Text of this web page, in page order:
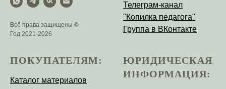
Всё права защищены ©
Год 2021-2026
Телеграм-канал
"Копилка педагога"
Группа в ВКонтакте
ПОКУПАТЕЛЯМ:
Каталог материалов
ЮРИДИЧЕСКАЯ
ИНФОРМАЦИЯ: